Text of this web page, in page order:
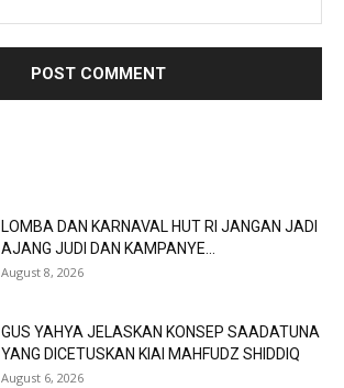
LOMBA DAN KARNAVAL HUT RI JANGAN JADI
AJANG JUDI DAN KAMPANYE...
August 8, 2026
GUS YAHYA JELASKAN KONSEP SAADATUNA
YANG DICETUSKAN KIAI MAHFUDZ SHIDDIQ
August 6, 2026